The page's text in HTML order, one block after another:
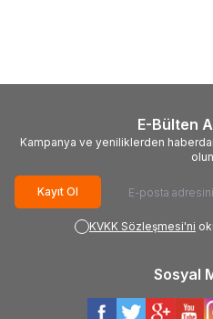
E-Bülten
Kampanya ve yeniliklerden
Kayıt Ol
KVKK Sözleşmesi'ni
Sosyal